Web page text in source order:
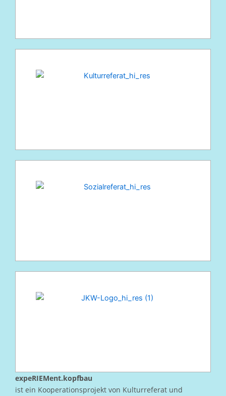
expeRIEMent.kopfbau
ist ein Kooperationsprojekt von Kulturreferat und